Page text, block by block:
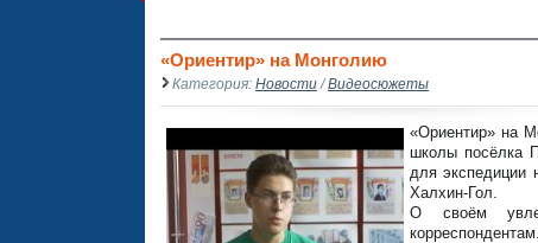
«Ориентир» на Монголию
Категория: Новости /Видеосюжеты
«Ориентир» на
школы посёлка
для экспедиции
Халхин-Гол.
О своём
корреспондентам.